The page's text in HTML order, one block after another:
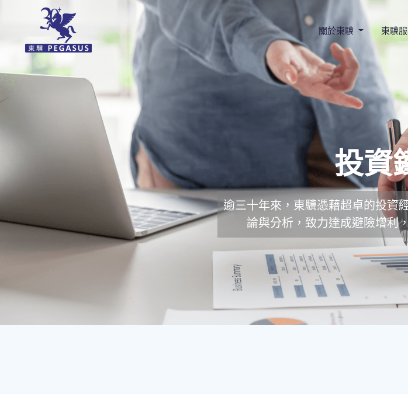
關於東驥 東驥
投資
逾三十年來，東驥憑藉超卓的投資
論與分析，致力達成避險增利